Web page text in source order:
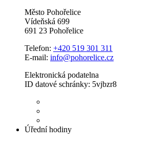
Město Pohořelice
Vídeňská 699
691 23 Pohořelice
Telefon: +420 519 301 311
E-mail: info@pohorelice.cz
Elektronická podatelna
ID datové schránky: 5vjbzr8
Úřední hodiny